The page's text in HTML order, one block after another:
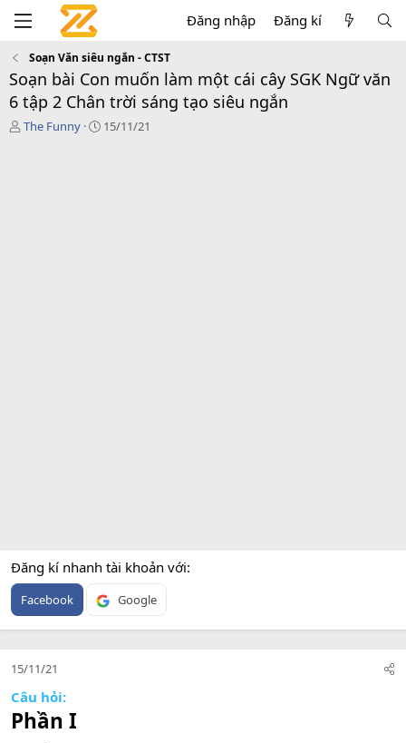
Đăng nhập Đăng kí
Soạn Văn siêu ngắn - CTST
Soạn bài Con muốn làm một cái cây SGK Ngữ văn
6 tập 2 Chân trời sáng tạo siêu ngắn
T
The Funny
C15/11/21
Đăng kí nhanh tài khoản với
Facebook Google
15/11/21
Câu hỏi:
Phần I